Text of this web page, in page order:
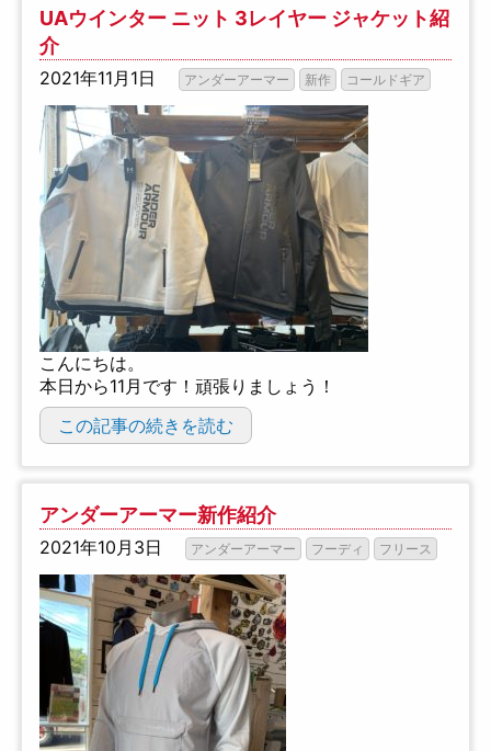
UAウインター ニット 3レイヤー ジャケット紹
介
2021年11月1日 アンダーアーマー 新作 コールドギア
こんにちは。
本日から11月です！頑張りましょう！
この記事の続きを読む
アンダーアーマー新作紹介
2021年10月3日 アンダーアーマー フーディ フリース